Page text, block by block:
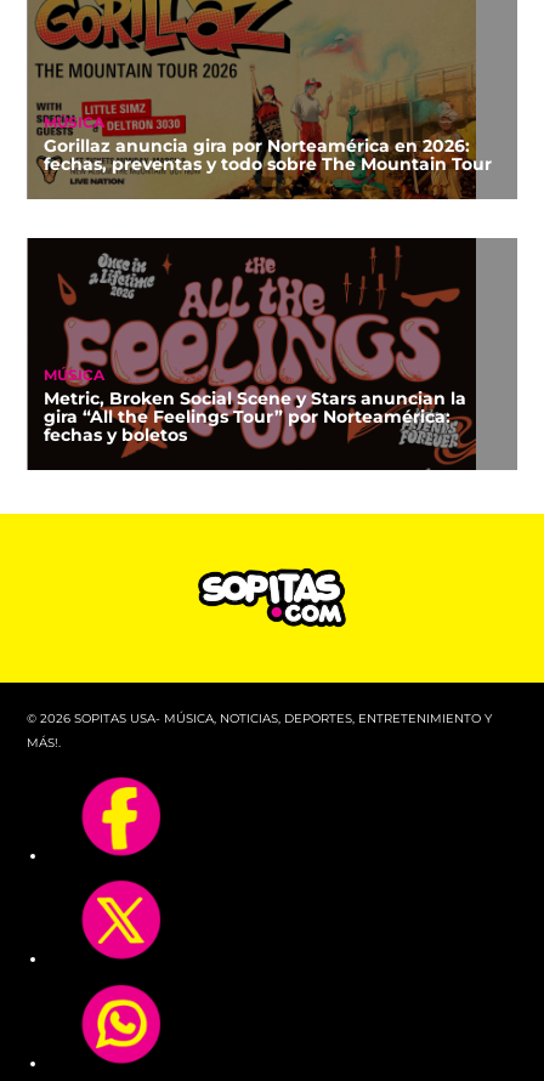
MÚSICA
Gorillaz anuncia gira por Norteamérica en 2026:
fechas, preventas y todo sobre The Mountain Tour
MÚSICA
Metric, Broken Social Scene y Stars anuncian la
gira “All the Feelings Tour” por Norteamérica:
fechas y boletos
© 2026 SOPITAS USA- MÚSICA, NOTICIAS, DEPORTES, ENTRETENIMIENTO Y
MÁS!.